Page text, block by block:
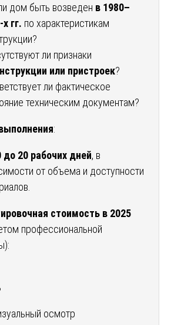
дом быть возведен в 1980–
гг. по характеристикам
ли признаки
или пристроек?
ли фактическое
техническим документам?
:
до 20 рабочих дней, в
от объема и доступности
стоимость в 2025
профессиональной
осмотр